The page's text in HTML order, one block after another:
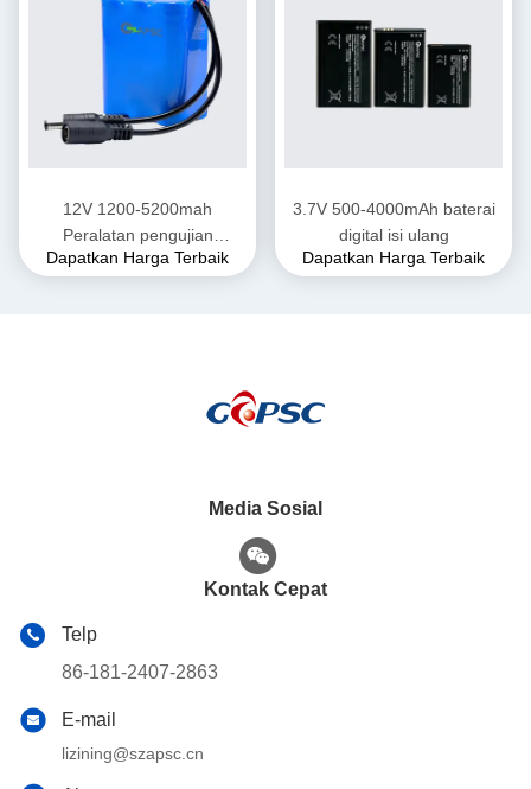
12V 1200-5200mah
Peralatan pengujian
genggam baterai lithium
Dapatkan Harga Terbaik
3.7V 500-4000mAh baterai
digital isi ulang
Dapatkan Harga Terbaik
Media Sosial
Kontak Cepat
Telp
86-181-2407-2863
E-mail
lizining@szapsc.cn